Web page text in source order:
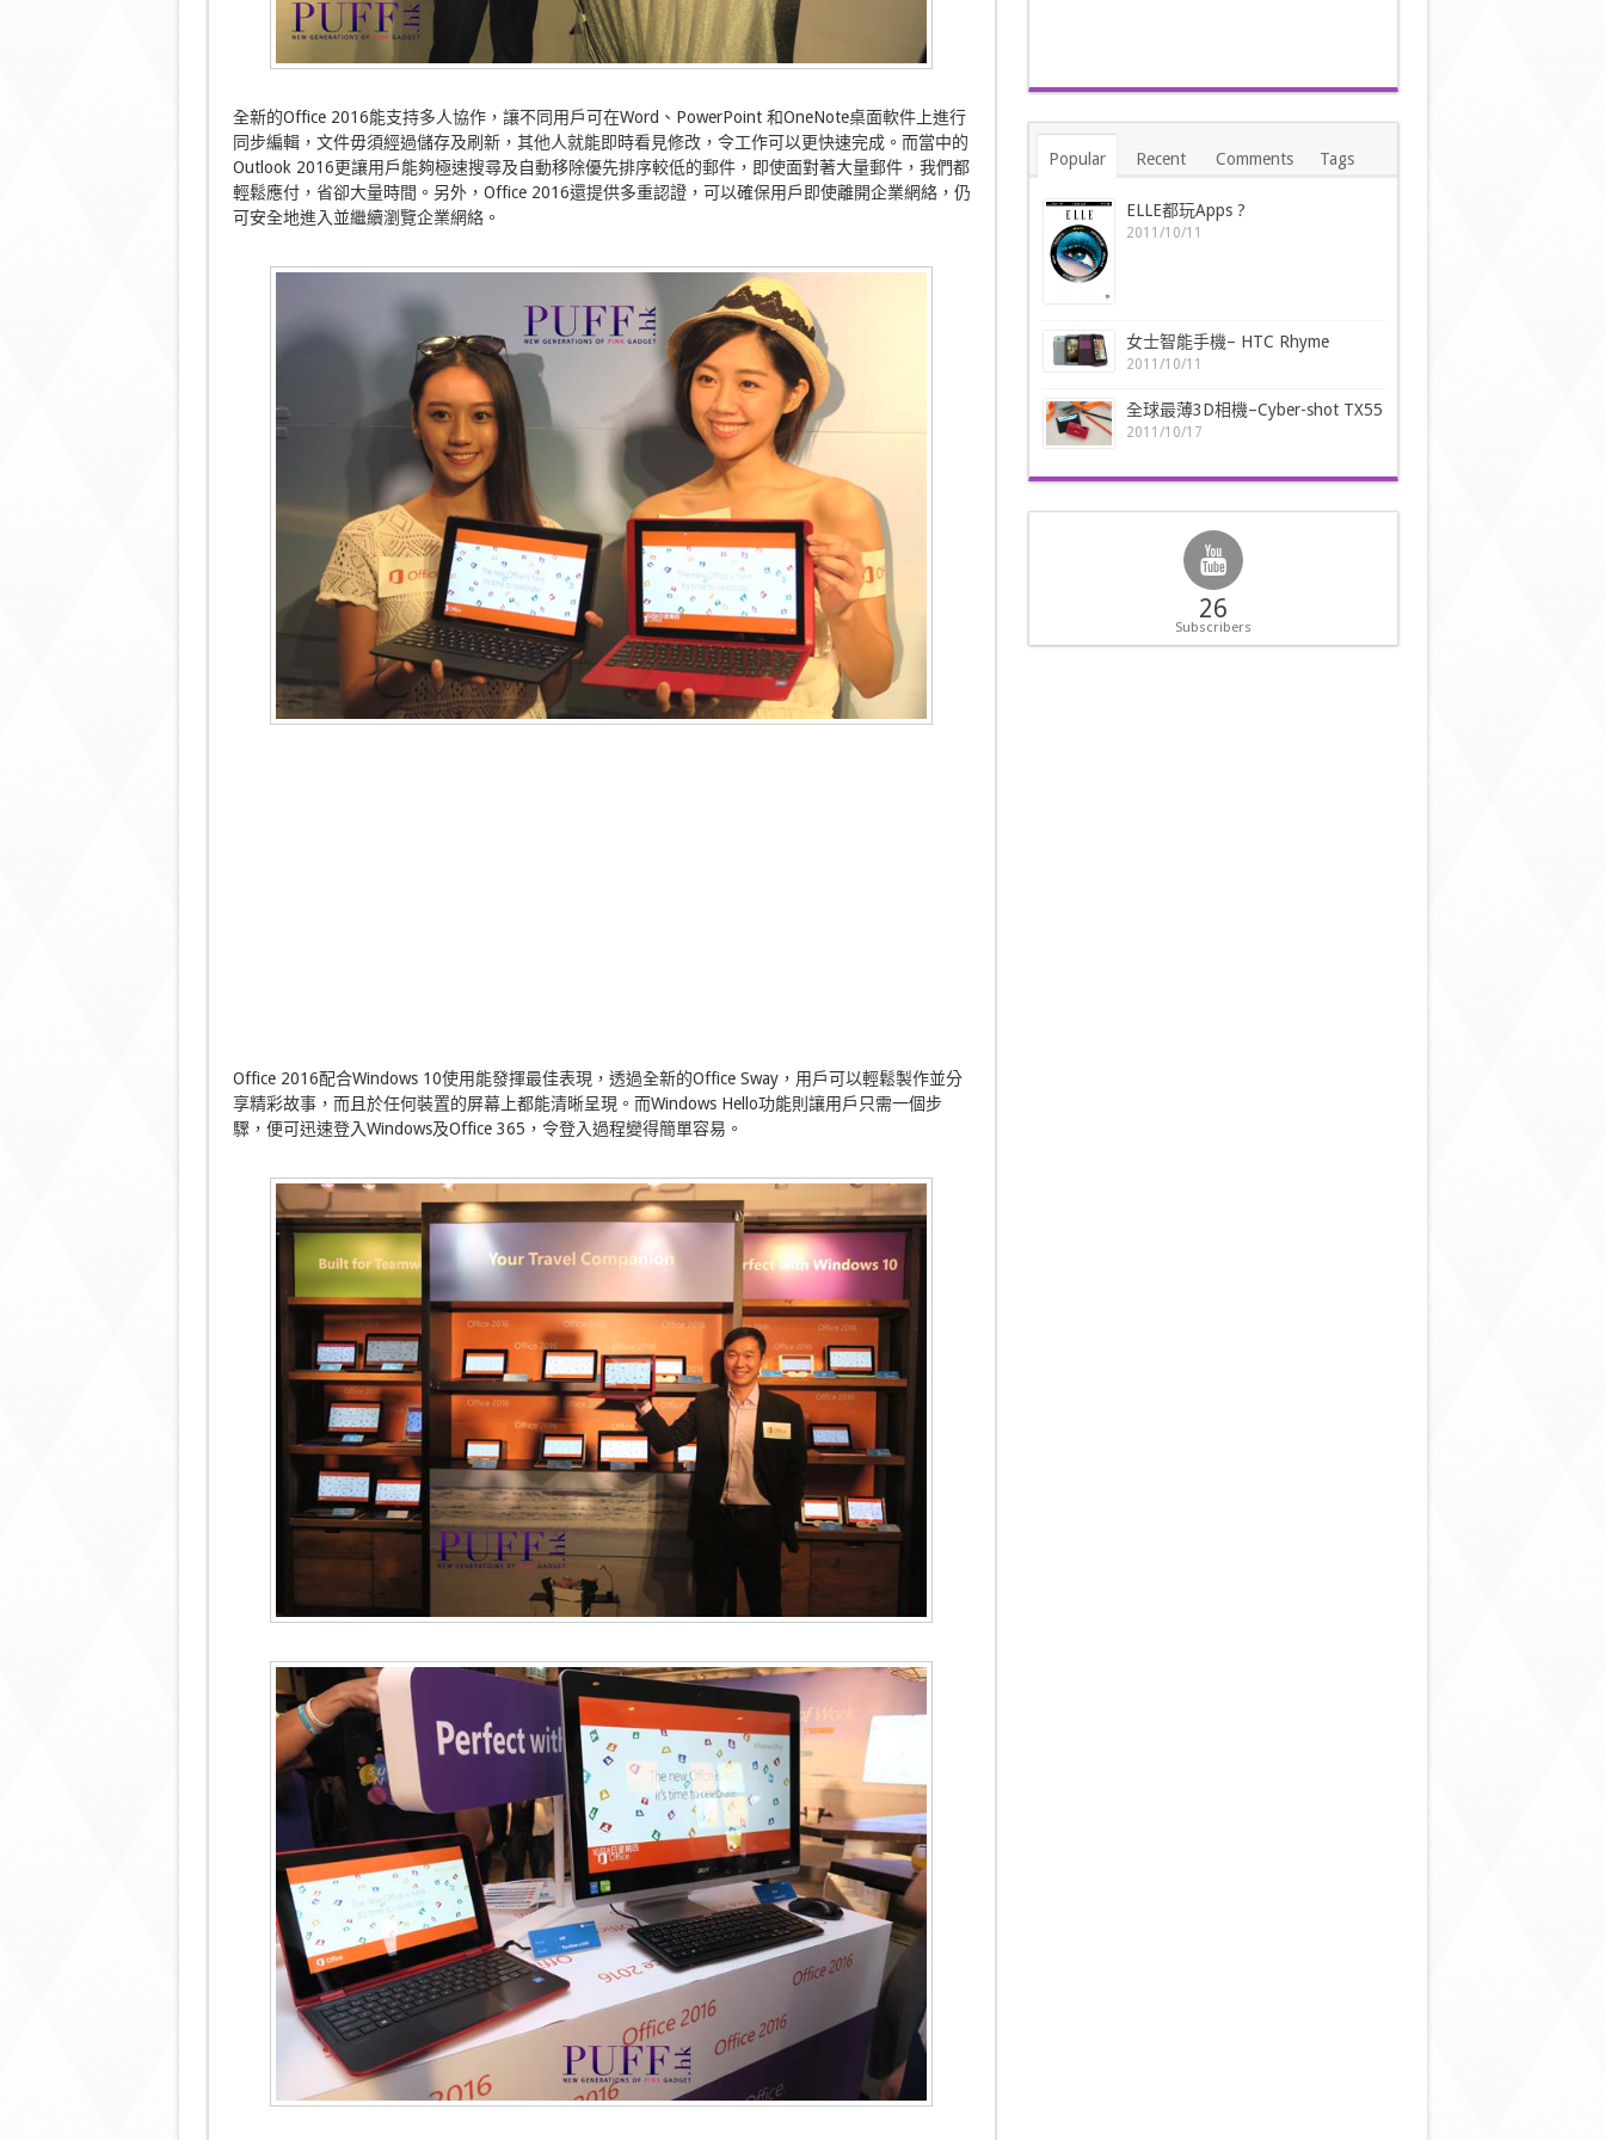
全新的Office 2016能支持多人協作，讓不同用戶可在Word、PowerPoint 和OneNote桌面軟件上進行
同步編輯，文件毋須經過儲存及刷新，其他人就能即時看見修改，令工作可以更快速完成。而當中的
Outlook 2016更讓用戶能夠極速搜尋及自動移除優先排序較低的郵件，即使面對著大量郵件，我們都
輕鬆應付，省卻大量時間。另外，Office 2016還提供多重認證，可以確保用戶即使離開企業網絡，仍
可安全地進入並繼續瀏覽企業網絡。
Office 2016配合Windows 10使用能發揮最佳表現，透過全新的Office Sway，用戶可以輕鬆製作並分
享精彩故事，而且於任何裝置的屏幕上都能清晰呈現。而Windows Hello功能則讓用戶只需一個步
驟，便可迅速登入Windows及Office 365，令登入過程變得簡單容易。
Popular Recent Comments Tags
ELLE都玩Apps ?
2011/10/11
女士智能手機– HTC Rhyme
2011/10/11
全球最薄3D相機–Cyber-shot TX55
2011/10/17
26
Subscribers